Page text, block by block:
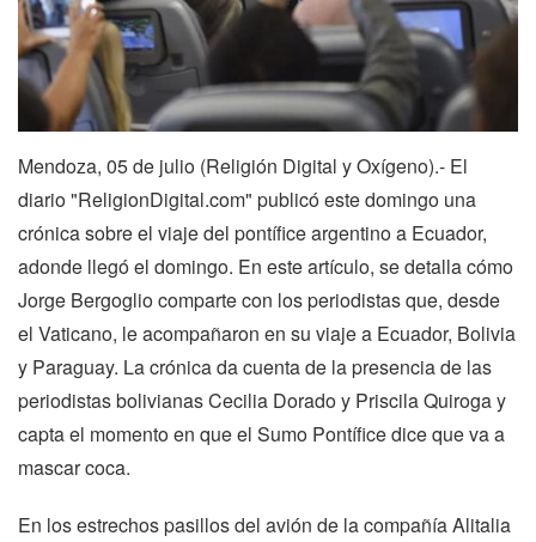
Mendoza, 05 de julio (Religión Digital y Oxígeno).- El
diario "ReligionDigital.com" publicó este domingo una
crónica sobre el viaje del pontífice argentino a Ecuador,
adonde llegó el domingo. En este artículo, se detalla cómo
Jorge Bergoglio comparte con los periodistas que, desde
el Vaticano, le acompañaron en su viaje a Ecuador, Bolivia
y Paraguay. La crónica da cuenta de la presencia de las
periodistas bolivianas Cecilia Dorado y Priscila Quiroga y
capta el momento en que el Sumo Pontífice dice que va a
mascar coca.
En los estrechos pasillos del avión de la compañía Alitalia